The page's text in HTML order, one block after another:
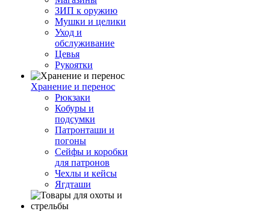
ЗИП к оружию
Мушки и целики
Уход и
обслуживание
Цевья
Рукоятки
Хранение и перенос
Рюкзаки
Кобуры и
подсумки
Патронташи и
погоны
Сейфы и коробки
для патронов
Чехлы и кейсы
Ягдташи